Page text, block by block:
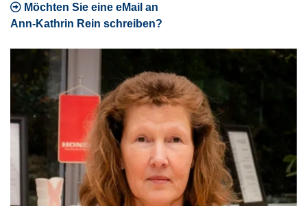
Möchten Sie eine eMail an
Ann-Kathrin Rein schreiben?